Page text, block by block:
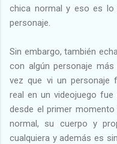
chica normal y eso es lo
personaje.
Sin embargo, también
con algún personaje
vez que vi un personaje
real en un videojuego fue
desde el primer
normal, su cuerpo y
cualquiera y además es